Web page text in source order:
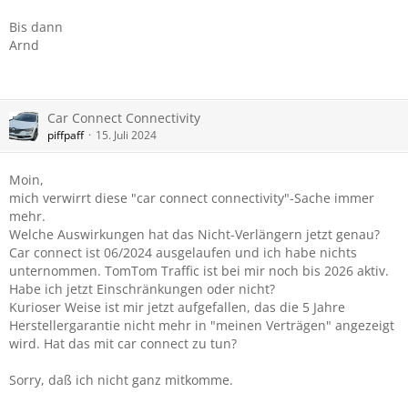
Bis dann
Arnd
Car Connect Connectivity
piffpaff 15. Juli 2024
Moin,
mich verwirrt diese "car connect connectivity"-Sache immer
mehr.
Welche Auswirkungen hat das Nicht-Verlängern jetzt genau?
Car connect ist 06/2024 ausgelaufen und ich habe nichts
unternommen. TomTom Traffic ist bei mir noch bis 2026 aktiv.
Habe ich jetzt Einschränkungen oder nicht?
Kurioser Weise ist mir jetzt aufgefallen, das die 5 Jahre
Herstellergarantie nicht mehr in "meinen Verträgen" angezeigt
wird. Hat das mit car connect zu tun?
Sorry, daß ich nicht ganz mitkomme.